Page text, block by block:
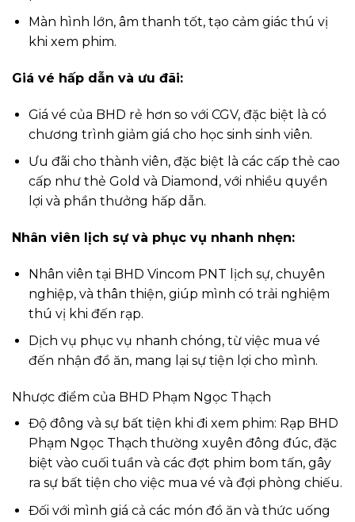
Màn hình lớn, âm thanh tốt, tạo cảm giác thú vị
khi xem phim.
Giá vé hấp dẫn và ưu đãi:
Giá vé của BHD rẻ hơn so với CGV, đặc biệt là có
chương trình giảm giá cho học sinh sinh viên.
Ưu đãi cho thành viên, đặc biệt là các cấp thẻ cao
cấp như thẻ Gold và Diamond, với nhiều quyền
lợi và phần thưởng hấp dẫn.
Nhân viên lịch sự và phục vụ nhanh nhẹn:
Nhân viên tại BHD Vincom PNT lịch sự, chuyên
nghiệp, và thân thiện, giúp mình có trải nghiệm
thú vị khi đến rạp.
Dịch vụ phục vụ nhanh chóng, từ việc mua vé
đến nhận đồ ăn, mang lại sự tiện lợi cho mình.
Nhược điểm của BHD Phạm Ngọc Thạch
Độ đông và sự bất tiện khi đi xem phim: Rạp BHD
Phạm Ngọc Thạch thường xuyên đông đúc, đặc
biệt vào cuối tuần và các đợt phim bom tấn, gây
ra sự bất tiện cho việc mua vé và đợi phòng chiếu.
Đối với mình giá cả các món đồ ăn và thức uống